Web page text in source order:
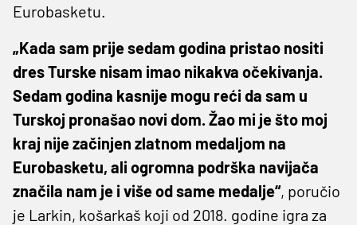
Eurobasketu.
„Kada sam prije sedam godina pristao nositi
dres Turske nisam imao nikakva očekivanja.
Sedam godina kasnije mogu reći da sam u
Turskoj pronašao novi dom. Žao mi je što moj
kraj nije začinjen zlatnom medaljom na
Eurobasketu, ali ogromna podrška navijača
značila nam je i više od same medalje“, poručio
je Larkin, košarkaš koji od 2018. godine igra za